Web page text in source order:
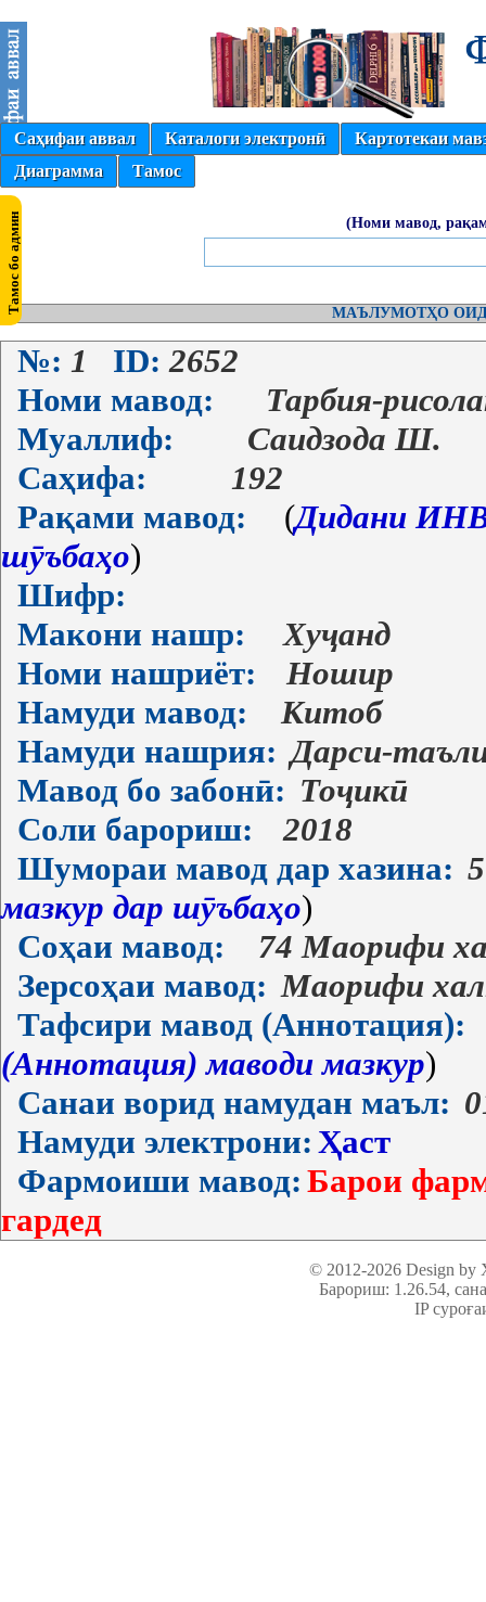
Саҳифаи аввал Каталоги электронӣ
Картотекаи
Диаграмма
Тамос
(Номи мавод,
МАЪЛУМОТҲО
№: 1 ID: 2652
Номи мавод:
Тарбия-
Муаллиф:
Саидзода Ш.
Саҳифа:
192
Рақами мавод:
(Дидани
шӯъбаҳо)
Шифр:
Макони нашр:
Хуҷанд
Номи нашриёт:
Ношир
Намуди мавод:
Китоб
Намуди нашрия: Дарси-
Мавод бо забонӣ: Тоҷикӣ
Соли барориш:
2018
Шумораи мавод дар хазина:
мазкур дар шӯъбаҳо)
Соҳаи мавод:
74 Маорифи
Зерсоҳаи мавод: Маорифи
Тафсири мавод (Аннотация):
(Аннотация) маводи мазкур)
Санаи ворид намудан маъл:
Намуди электрони: Ҳаст
Фармоиши мавод: Барои
гардед
© 2012-2026 Design
Барориш: 1.26.54,
IP